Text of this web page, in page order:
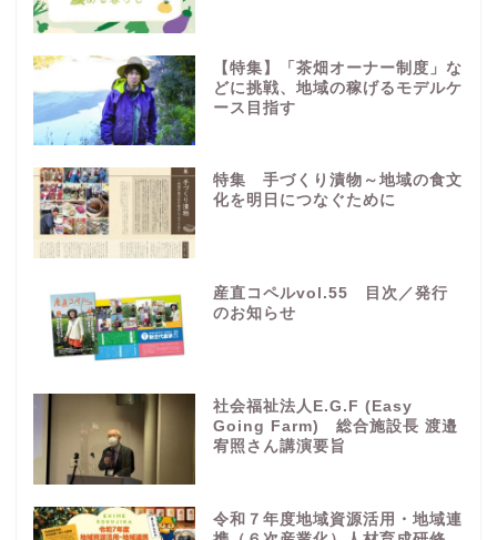
【特集】「茶畑オーナー制度」な
どに挑戦、地域の稼げるモデルケ
ース目指す
特集 手づくり漬物～地域の食文
化を明日につなぐために
産直コペルvol.55 目次／発行
のお知らせ
社会福祉法人E.G.F (Easy
Going Farm) 総合施設長 渡邉
宥照さん講演要旨
令和７年度地域資源活用・地域連